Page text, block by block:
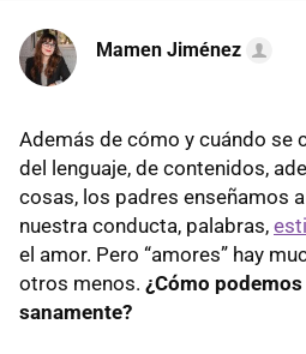
Mamen Jiménez
Además de cómo y cuándo se
del lenguaje, de contenidos,
cosas, los padres enseñamos
nuestra conducta, palabras,
el amor. Pero “amores” hay
otros menos. ¿Cómo
sanamente?